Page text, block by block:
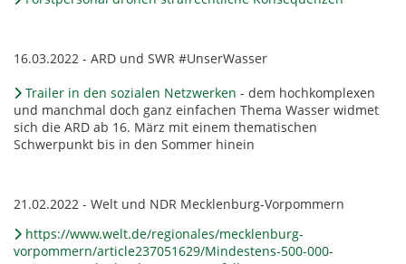
16.03.2022 - ARD und SWR #UnserWasser
Trailer in den sozialen Netzwerken - dem hochkomplexen
und manchmal doch ganz einfachen Thema Wasser widmet
sich die ARD ab 16. März mit einem thematischen
Schwerpunkt bis in den Sommer hinein
21.02.2022 - Welt und NDR Mecklenburg-Vorpommern
https://www.welt.de/regionales/mecklenburg-
vorpommern/article237051629/Mindestens-500-000-